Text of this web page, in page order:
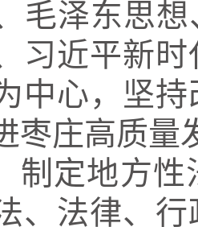
毛泽东思
习近平新
中心，坚
枣庄高质量
定地方性
、法律、